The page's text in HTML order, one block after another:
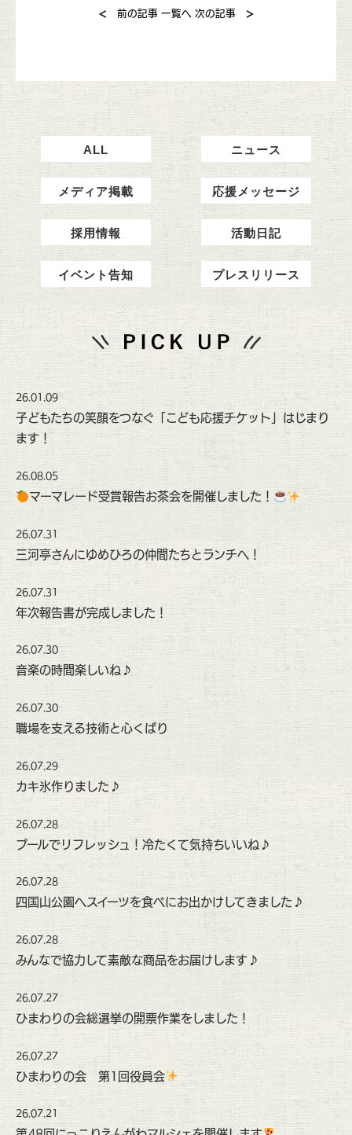
< 前の記事 一覧へ 次の記事 >
ALL ニュース
メディア掲載 応援メッセージ
採用情報 活動日記
イベント告知 プレスリリース
26.01.09
子どもたちの笑顔をつなぐ「こども応援チケット」はじまり
ます！
26.08.05
マーマレード受賞報告お茶会を開催しました！
26.07.31
三河亭さんにゆめひろの仲間たちとランチへ！
26.07.31
年次報告書が完成しました！
26.07.30
音楽の時間楽しいね♪
26.07.30
職場を支える技術と心くばり
26.07.29
カキ氷作りました♪
26.07.28
プールでリフレッシュ！冷たくて気持ちいいね♪
26.07.28
四国山公園へスイーツを食べにお出かけしてきました♪
26.07.28
みんなで協力して素敵な商品をお届けします♪
26.07.27
ひまわりの会総選挙の開票作業をしました！
26.07.27
ひまわりの会 第1回役員会
26.07.21